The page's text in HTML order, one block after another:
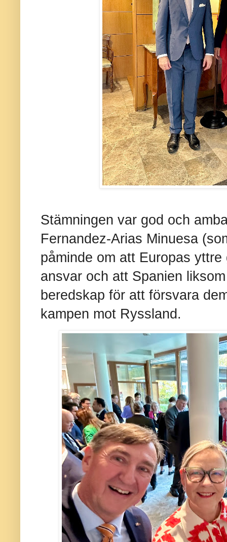
Stämningen var god och
Fernandez-Arias Minuesa
påminde om att Europas
ansvar och att Spanien
beredskap för att försvara
kampen mot Ryssland.